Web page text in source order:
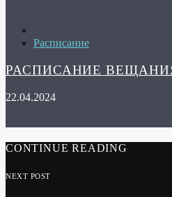
Расписание
РАСПИСАНИЕ ВЕЩАНИЯ
22.04.2024
CONTINUE READING
NEXT POST